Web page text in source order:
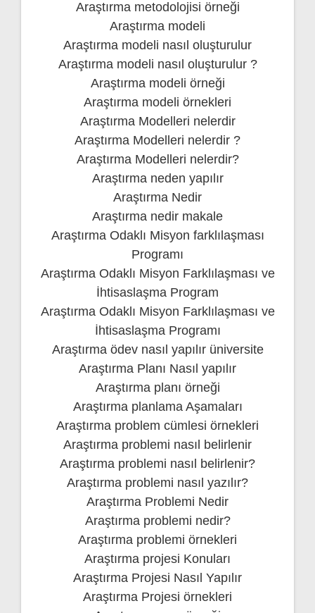
Araştırma metodolojisi örneği
Araştırma modeli
Araştırma modeli nasıl oluşturulur
Araştırma modeli nasıl oluşturulur ?
Araştırma modeli örneği
Araştırma modeli örnekleri
Araştırma Modelleri nelerdir
Araştırma Modelleri nelerdir ?
Araştırma Modelleri nelerdir?
Araştırma neden yapılır
Araştırma Nedir
Araştırma nedir makale
Araştırma Odaklı Misyon farklılaşması
Programı
Araştırma Odaklı Misyon Farklılaşması ve
İhtisaslaşma Program
Araştırma Odaklı Misyon Farklılaşması ve
İhtisaslaşma Programı
Araştırma ödev nasıl yapılır üniversite
Araştırma Planı Nasıl yapılır
Araştırma planı örneği
Araştırma planlama Aşamaları
Araştırma problem cümlesi örnekleri
Araştırma problemi nasıl belirlenir
Araştırma problemi nasıl belirlenir?
Araştırma problemi nasıl yazılır?
Araştırma Problemi Nedir
Araştırma problemi nedir?
Araştırma problemi örnekleri
Araştırma projesi Konuları
Araştırma Projesi Nasıl Yapılır
Araştırma Projesi örnekleri